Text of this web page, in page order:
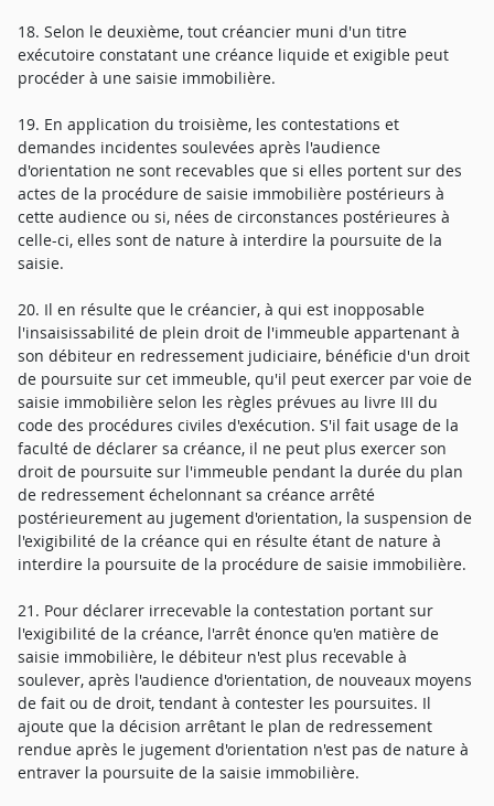
18. Selon le deuxième, tout créancier muni d'un titre
exécutoire constatant une créance liquide et exigible peut
procéder à une saisie immobilière.
19. En application du troisième, les contestations et
demandes incidentes soulevées après l'audience
d'orientation ne sont recevables que si elles portent sur des
actes de la procédure de saisie immobilière postérieurs à
cette audience ou si, nées de circonstances postérieures à
celle-ci, elles sont de nature à interdire la poursuite de la
saisie.
20. Il en résulte que le créancier, à qui est inopposable
l'insaisissabilité de plein droit de l'immeuble appartenant à
son débiteur en redressement judiciaire, bénéficie d'un droit
de poursuite sur cet immeuble, qu'il peut exercer par voie de
saisie immobilière selon les règles prévues au livre III du
code des procédures civiles d'exécution. S'il fait usage de la
faculté de déclarer sa créance, il ne peut plus exercer son
droit de poursuite sur l'immeuble pendant la durée du plan
de redressement échelonnant sa créance arrêté
postérieurement au jugement d'orientation, la suspension de
l'exigibilité de la créance qui en résulte étant de nature à
interdire la poursuite de la procédure de saisie immobilière.
21. Pour déclarer irrecevable la contestation portant sur
l'exigibilité de la créance, l'arrêt énonce qu'en matière de
saisie immobilière, le débiteur n'est plus recevable à
soulever, après l'audience d'orientation, de nouveaux moyens
de fait ou de droit, tendant à contester les poursuites. Il
ajoute que la décision arrêtant le plan de redressement
rendue après le jugement d'orientation n'est pas de nature à
entraver la poursuite de la saisie immobilière.